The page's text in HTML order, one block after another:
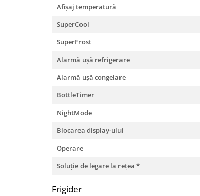
Afişaj temperatură
SuperCool
SuperFrost
Alarmă uşă refrigerare
Alarmă uşă congelare
BottleTimer
NightMode
Blocarea display-ului
Operare
Soluţie de legare la reţea *
Frigider